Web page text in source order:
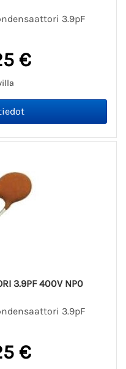
3.9pF
€
3.9PF 400V NP0
3.9pF
€